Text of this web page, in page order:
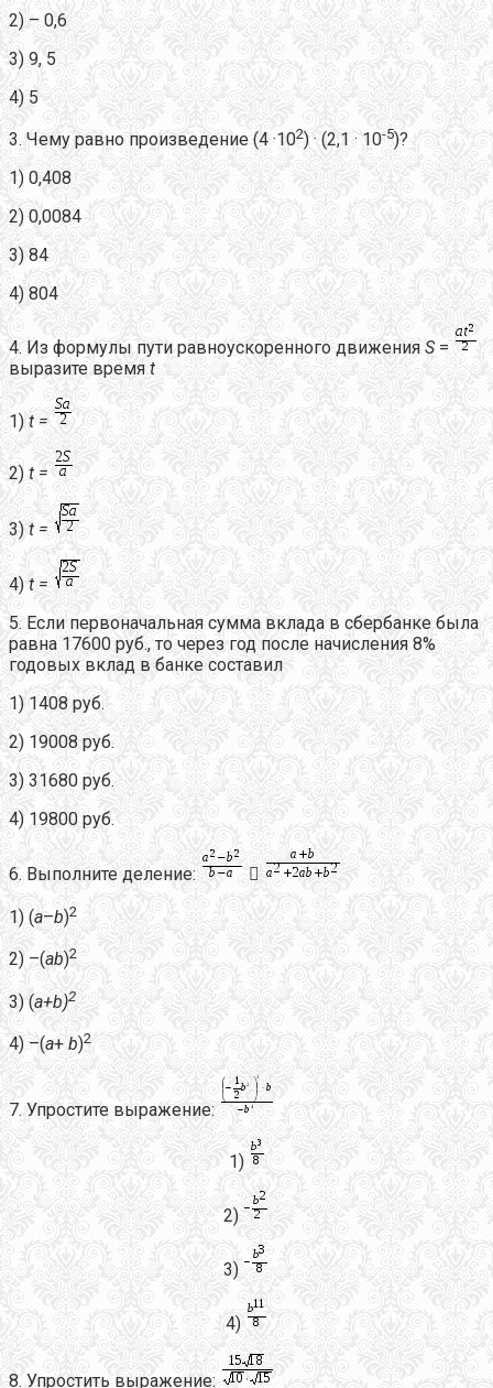
2) – 0,6
3) 9, 5
4) 5
3. Чему равно произведение (4 ·102) · (2,1 · 10-5)?
1) 0,408
2) 0,0084
3) 84
4) 804
4. Из формулы пути равноускоренного движения S=
выразите время t
1) t =
2) t =
3) t =
4) t =
5. Если первоначальная сумма вклада в сбербанке была
равна 17600 руб., то через год после начисления 8%
годовых вклад в банке составил
1) 1408 руб.
2) 19008 руб.
3) 31680 руб.
4) 19800 руб.
6. Выполните деление: 
1) (a–b)2
2) –(ab)2
3) (a+b)2
4) –(a+ b)2
7. Упростите выражение:
1)
2)
3)
4)
8. Упростить выражение: